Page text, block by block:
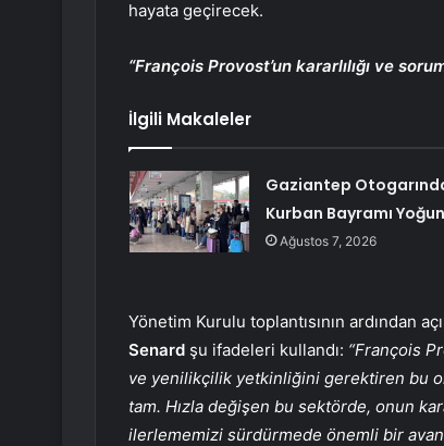
hayata geçirecek.
“François Provost’un kararlılığı ve
İlgili Makaleler
Gaziantep
Kurban Bayramı
Ağustos 7, 2026
Yönetim Kurulu toplantısının ardından
Senard şu ifadeleri kullandı: “François
ve yenilikçilik yetkinliğini gerektiren bu
tam. Hızla değişen bu sektörde, onun
ilerlememizi sürdürmede önemli bir